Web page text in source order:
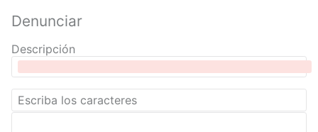
Denunciar
Descripción